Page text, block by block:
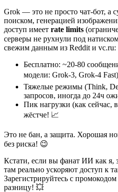
Grok — это не просто чат-бот, а
поиском, генерацией
доступ имеет rate limits
серверы не рухнули под
свежим данным из Reddit и vc.ru:
Бесплатно: ~20-80
модели: Grok-3, Grok-4
Тяжелые режимы (Think,
запросов, иногда до 24ч
Пик нагрузки (как
жёстче! 📈
Это не бан, а защита. Хорошая
без риска! 😉
Кстати, если вы фанат ИИ как я,
там реально ускоряют доступ к
Зарегистрируйтесь с
разницу! 💥